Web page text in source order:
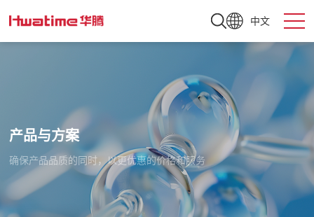
中文
产品与方案
确保产品品质的同时，以更优惠的价格和服务